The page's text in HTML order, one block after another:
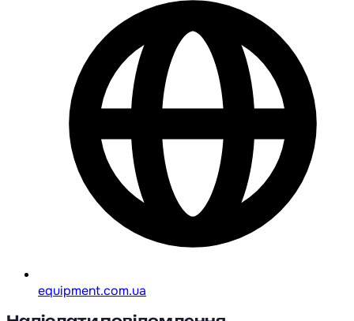
equipment.com.ua